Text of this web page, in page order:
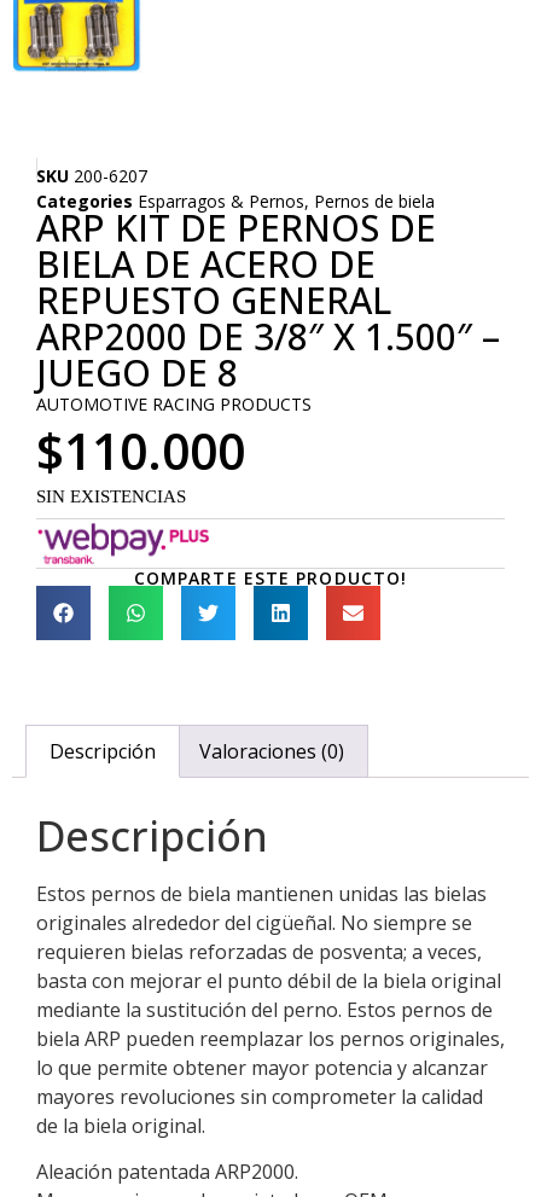
SKU 200-6207
Categories Esparragos & Pernos, Pernos de biela
ARP KIT DE PERNOS DE
BIELA DE ACERO DE
REPUESTO GENERAL
ARP2000 DE 3/8″ X 1.500″ –
JUEGO DE 8
AUTOMOTIVE RACING PRODUCTS
$110.000
SIN EXISTENCIAS
COMPARTE ESTE PRODUCTO!
Descripción Valoraciones (0)
Descripción
Estos pernos de biela mantienen unidas las bielas
originales alrededor del cigüeñal. No siempre se
requieren bielas reforzadas de posventa; a veces,
basta con mejorar el punto débil de la biela original
mediante la sustitución del perno. Estos pernos de
biela ARP pueden reemplazar los pernos originales,
lo que permite obtener mayor potencia y alcanzar
mayores revoluciones sin comprometer la calidad
de la biela original.
Aleación patentada ARP2000.